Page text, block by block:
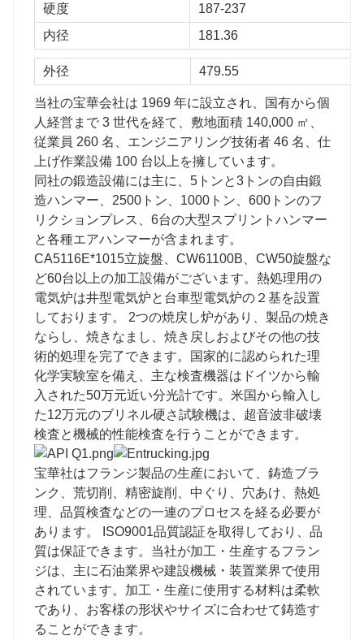
硬度
187-237
内径
181.36
外径 479.55
当社の宝華会社は 1969 年に設立され、国有から個
人経営まで 3 世代を経て、敷地面積 140,000 ㎡、
従業員 260 名、エンジニアリング技術者 46 名、仕
上げ作業設備 100 台以上を擁しています。
同社の鍛造設備には主に、5トンと3トンの自由鍛
造ハンマー、2500トン、1000トン、600トンのフ
リクションプレス、6台の大型スプリントハンマー
と各種エアハンマーが含まれます。
CA5116E*1015立旋盤、CW61100B、CW50旋盤な
ど60台以上の加工設備がございます。熱処理用の
電気炉は井型電気炉と台車型電気炉の２基を設置
しております。 2つの焼戻し炉があり、製品の焼き
ならし、焼きなまし、焼き戻しおよびその他の技
術的処理を完了できます。国家的に認められた理
化学実験室を備え、主な検査機器はドイツから輸
入された50万元近い分光計です。米国から輸入し
た12万元のブリネル硬さ試験機は、超音波非破壊
検査と機械的性能検査を行うことができます。
宝華社はフランジ製品の生産において、鋳造ブラ
ンク、荒切削、精密旋削、中ぐり、穴あけ、熱処
理、品質検査などの一連のプロセスを経る必要が
あります。 ISO9001品質認証を取得しており、品
質は保証できます。当社が加工・生産するフラン
ジは、主に石油業界や建設機械・装置業界で使用
されています。加工・生産に使用する材料は柔軟
であり、お客様の形状やサイズに合わせて鋳造す
ることができます。